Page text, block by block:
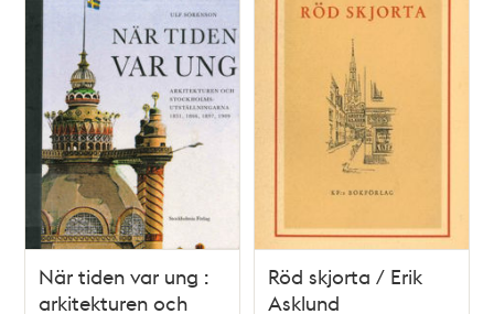
När tiden var ung :
arkitekturen och
Röd skjorta / Erik
Asklund